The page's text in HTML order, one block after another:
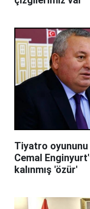
Tiyatro
Cemal
kalınmış 'özür'